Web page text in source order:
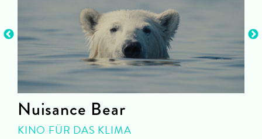
Nuisance Bear
KINO FÜR DAS KLIMA